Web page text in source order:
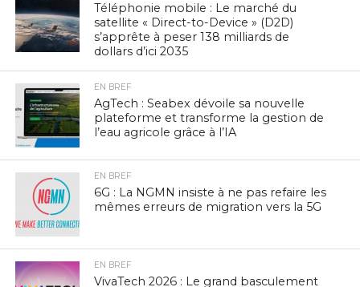
Téléphonie mobile : Le marché du
satellite « Direct-to-Device » (D2D)
s’apprête à peser 138 milliards de
dollars d’ici 2035
EN BREF
AgTech : Seabex dévoile sa nouvelle
plateforme et transforme la gestion de
l’eau agricole grâce à l’IA
EN BREF
6G : La NGMN insiste à ne pas refaire les
mêmes erreurs de migration vers la 5G
EN BREF
VivaTech 2026 : Le grand basculement